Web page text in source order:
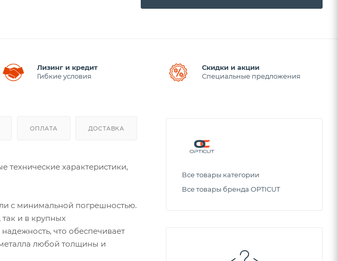
Лизинг и кредит
Гибкие условия
Скидки и акции
Специальные предложения
ОПЛАТА ДОСТАВКА
технические характеристики,
с минимальной погрешностью.
и в крупных
что обеспечивает
любой толщины и
Все товары категории
Все товары бренда OPTICUT